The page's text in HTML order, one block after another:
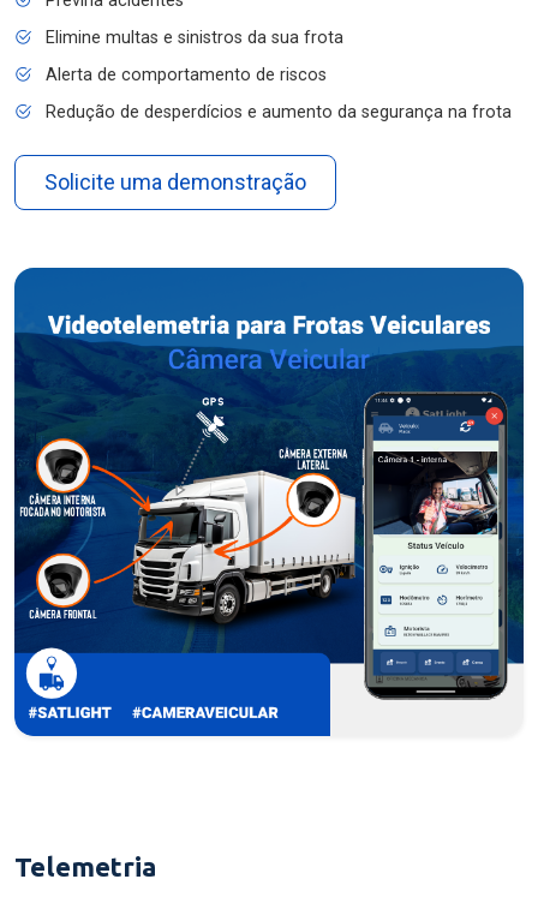
Elimine multas e sinistros da sua frota
Alerta de comportamento de riscos
Redução de desperdícios e aumento da segurança na frota
Solicite uma demonstração
Telemetria